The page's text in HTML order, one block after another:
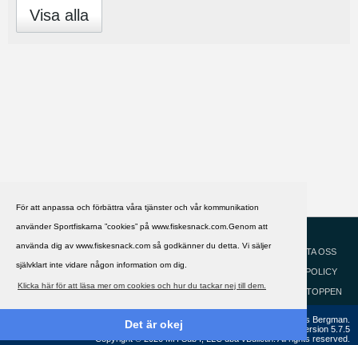
För att anpassa och förbättra våra tjänster och vår kommunikation
använder Sportfiskarna ”cookies” på www.fiskesnack.com.Genom att
använda dig av www.fiskesnack.com så godkänner du detta. Vi säljer
självklart inte vidare någon information om dig.
Klicka här för att läsa mer om cookies och hur du tackar nej till dem.
Det är okej
Visa alla
HJÄLP
KONTAKTA OSS
COOKIEPOLICY
GÅ TILL TOPPEN
Copyright ©2002 - 2021, FiskeSnack.com. Grundad 2002 av Anders Bergman.
Version 5.7.5
Copyright © 2026 MH Sub I, LLC dba vBulletin. All rights reserved.